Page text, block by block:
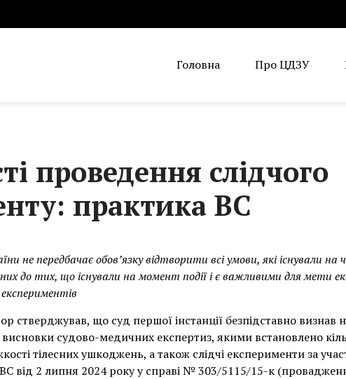
Головна Про ЦДЗУ
проведення слідчого
практика ВС
не передбачає обов’язку відтворити всі умови, які існували на
до тих, що існували на момент події і є важливими для мети
стверджував, що суд першої інстанції безпідставно
судово-медичних експертиз, якими встановлено
тілесних ушкоджень, а також слідчі експерименти за
від 2 липня 2024 року у справі № 303/5115/15-к